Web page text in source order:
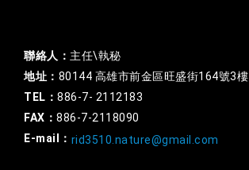
聯絡人： 主任\執秘
地址： 80144 高雄市前金區旺盛街164號3樓
TEL： 886-7- 2112183
FAX： 886-7-2118090
E-mail： rid3510.nature@gmail.com